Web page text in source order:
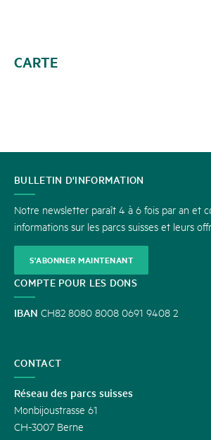
CARTE
CONTACT
BULLETIN D'INFORMATION
Notre newsletter paraît 4 à 6 fois par an et
informations sur les parcs suisses et leurs
S'ABONNER MAINTENANT
COMPTE POUR LES DONS
IBAN CH82 8080 8008 0691 9408 2
CONTACT
Réseau des parcs suisses
Monbijoustrasse 61
CH-3007 Berne